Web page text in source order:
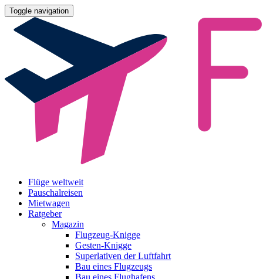
Toggle navigation
Flüge weltweit
Pauschalreisen
Mietwagen
Ratgeber
Magazin
Flugzeug-Knigge
Gesten-Knigge
Superlativen der Luftfahrt
Bau eines Flugzeugs